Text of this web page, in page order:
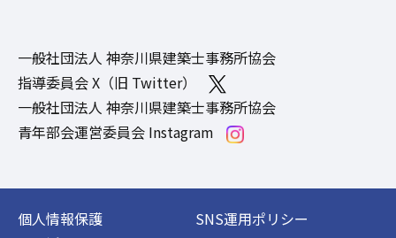
一般社団法人 神奈川県建築士事務所協会
指導委員会 X（旧 Twitter）
一般社団法人 神奈川県建築士事務所協会
青年部会運営委員会 Instagram
個人情報保護
SNS運用ポリシー